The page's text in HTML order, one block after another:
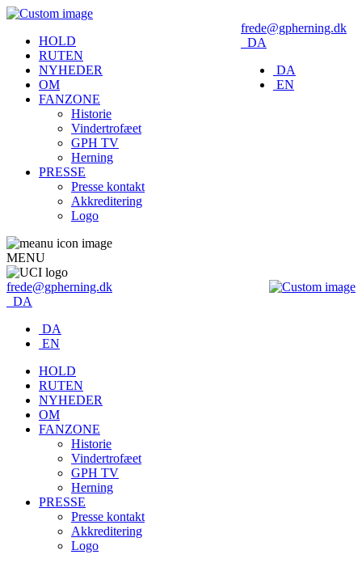
frede@gpherning.dk
DA
DA
EN
HOLD
RUTEN
NYHEDER
OM
FANZONE
Historie
Vindertrofæet
GPH TV
Herning
PRESSE
Presse kontakt
Akkreditering
Logo
MENU
frede@gpherning.dk
DA
DA
EN
HOLD
RUTEN
NYHEDER
OM
FANZONE
Historie
Vindertrofæet
GPH TV
Herning
PRESSE
Presse kontakt
Akkreditering
Logo